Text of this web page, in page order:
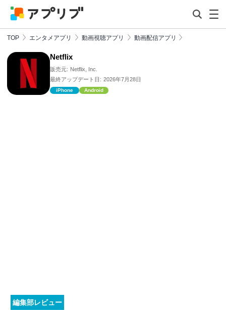
TOP エンタメアプリ 動画視聴アプリ 動画配信アプリ
Netflix
販売元: Netflix, Inc.
最終アップデート日: 2026年7月28日
iPhone Android
編集部レビュー